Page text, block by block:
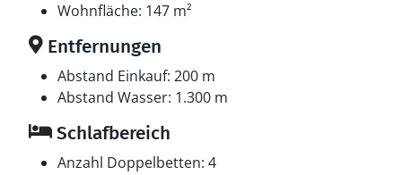
Multimedien
In der Ferienunterkunft gibt es einen Fernseher. 1-3
dänische Fernsehsender. 1-3 deutsche Fernsehsender.
Es steht kabellose Internetverbindung zur Verfügung.
Wohnfläche: 147 m²
Entfernungen
Abstand Einkauf: 200 m
Abstand Wasser: 1.300 m
Schlafbereich
Anzahl Doppelbetten: 4